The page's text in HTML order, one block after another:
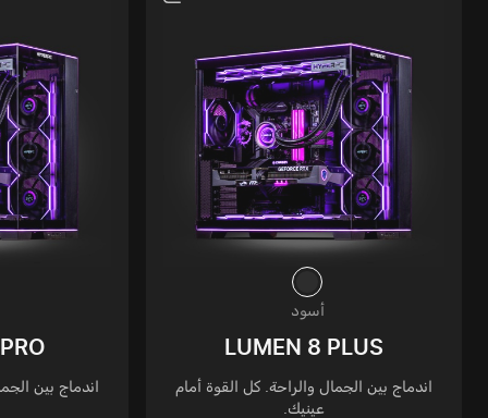
أسود
LUMEN 8 PLUS
اندماج بين الجمال والراحة. كل القوة أمام
عينيك.
اندماج بين